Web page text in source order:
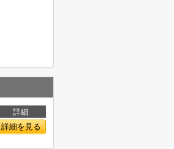
詳細
詳細を見る